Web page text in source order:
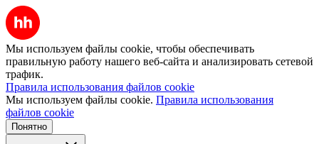
Мы используем файлы cookie, чтобы обеспечивать
правильную работу нашего веб-сайта и анализировать сетевой
трафик.
Правила использования файлов cookie
Мы используем файлы cookie. Правила использования
файлов cookie
Понятно